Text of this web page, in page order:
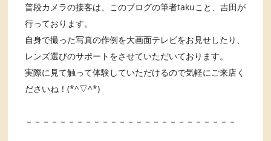
普段カメラの接客は、このブログの筆者takuこと、吉田が
行っております。
自身で撮った写真の作例を大画面テレビをお見せしたり、
レンズ選びのサポートをさせていただいております。
実際に見て触って体験していただけるので気軽にご来店く
ださいね！(*^▽^*)
－－－－－－－－－－－－－－－－－－－－－－－－－